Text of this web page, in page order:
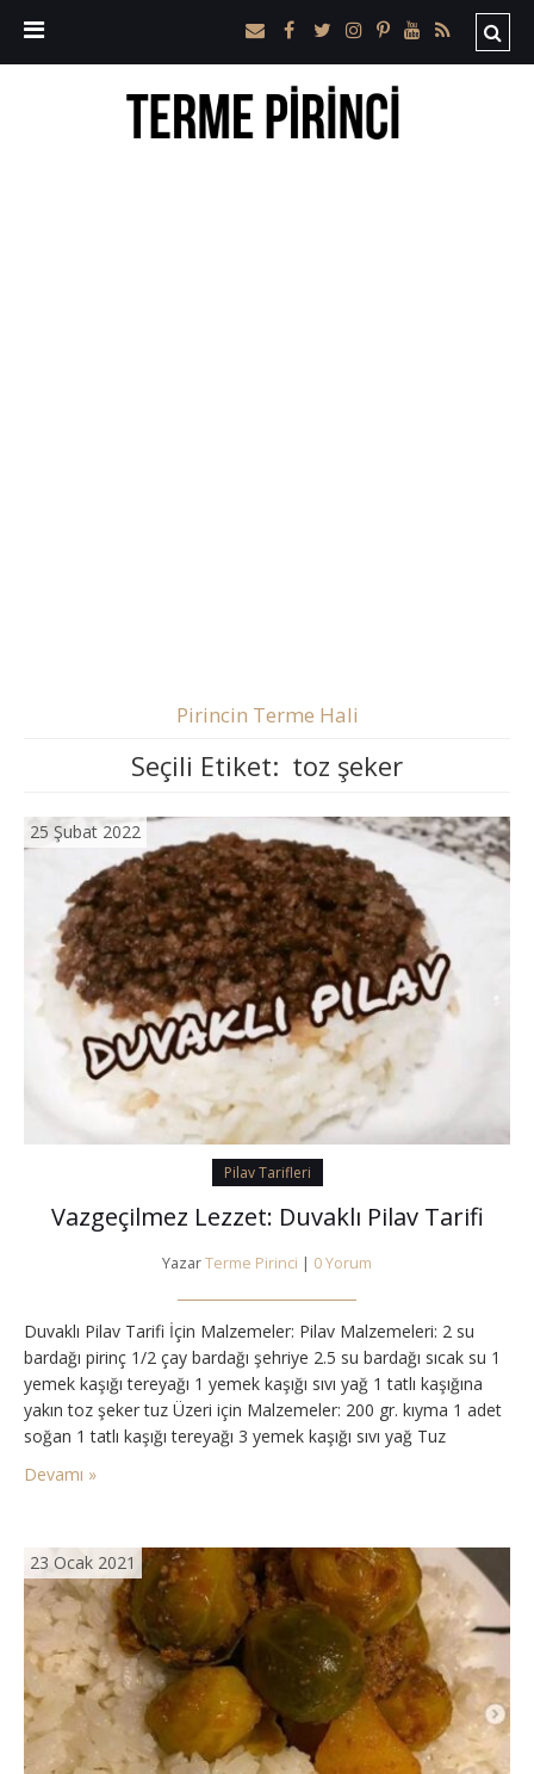
Pirincin Terme Hali
Seçili Etiket: toz şeker
25 Şubat 2022
Pilav Tarifleri
Vazgeçilmez Lezzet: Duvaklı Pilav Tarifi
YazarTerme Pirinci | 0 Yorum
Duvaklı Pilav Tarifi İçin Malzemeler: Pilav Malzemeleri: 2 su
bardağı pirinç 1/2 çay bardağı şehriye 2.5 su bardağı sıcak su 1
yemek kaşığı tereyağı 1 yemek kaşığı sıvı yağ 1 tatlı kaşığına
yakın toz şeker tuz Üzeri için Malzemeler: 200 gr. kıyma 1 adet
soğan 1 tatlı kaşığı tereyağı 3 yemek kaşığı sıvı yağ Tuz
Devamı »
23 Ocak 2021